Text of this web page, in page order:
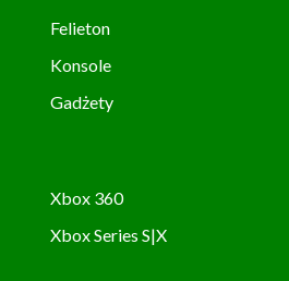
Felieton
Konsole
Gadżety
Xbox 360
Xbox Series S|X